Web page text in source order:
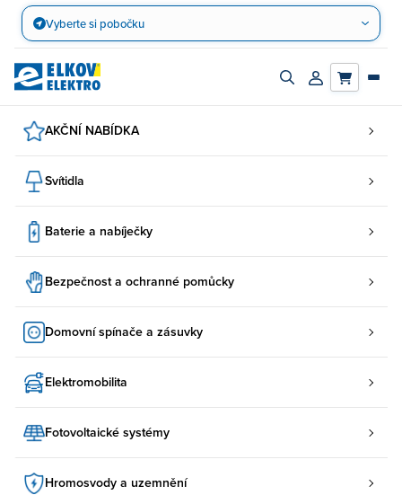
Přejít
obsah
Vyberte si pobočku
Zapnout/vypnout
Přihlásit/
AKČNÍ NABÍDKA
Svítidla
Baterie a nabíječky
Bezpečnost a ochranné pomůcky
Domovní spínače a zásuvky
Elektromobilita
Fotovoltaické systémy
Hromosvody a uzemnění